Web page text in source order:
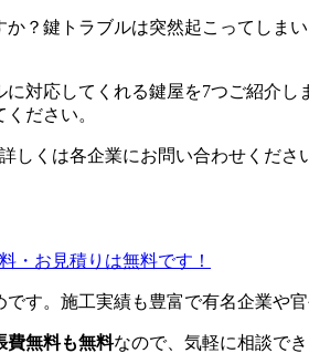
？鍵トラブルは突然起こってし
対応してくれる鍵屋を7つご紹介
ださい。
しくは各企業にお問い合わせくださ
です。施工実績も豊富で有名企業や
費無料も無料なので、気軽に相談でき